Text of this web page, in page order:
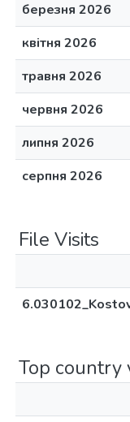
березня 2026
квітня 2026
травня 2026
червня 2026
липня 2026
серпня 2026
File Visits
Top country